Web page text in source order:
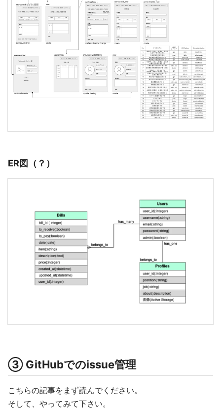
ER図（？）
③ GitHubでのissue管理
こちらの記事をまず読んでください。
そして、やってみて下さい。